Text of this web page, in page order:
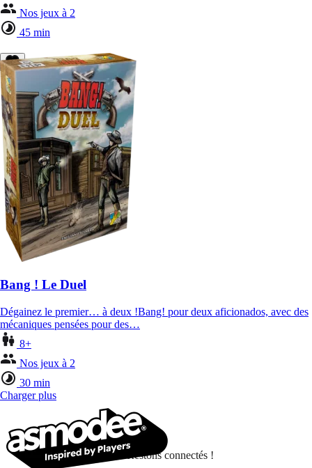
Nos jeux à 2
45 min
Bang ! Le Duel
Dégainez le premier… à deux !Bang! pour deux aficionados, avec des
mécaniques pensées pour des…
8+
Nos jeux à 2
30 min
Charger plus
Restons connectés !